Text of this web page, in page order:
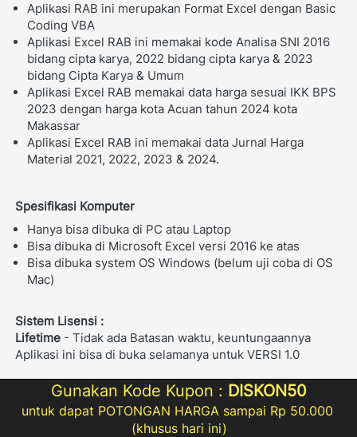
Aplikasi RAB ini merupakan Format Excel dengan Basic
Coding VBA
Aplikasi Excel RAB ini memakai kode Analisa SNI 2016
bidang cipta karya, 2022 bidang cipta karya & 2023
bidang Cipta Karya & Umum
Aplikasi Excel RAB memakai data harga sesuai IKK BPS
2023 dengan harga kota Acuan tahun 2024 kota
Makassar
Aplikasi Excel RAB ini memakai data Jurnal Harga
Material 2021, 2022, 2023 & 2024.
Spesifikasi Komputer
Hanya bisa dibuka di PC atau Laptop
Bisa dibuka di Microsoft Excel versi 2016 ke atas
Bisa dibuka system OS Windows (belum uji coba di OS
Mac)
Sistem Lisensi :
Lifetime - Tidak ada Batasan waktu, keuntungaannya
Aplikasi ini bisa di buka selamanya untuk VERSI 1.0
Gunakan Kode Kupon : DISKON50
untuk dapat POTONGAN HARGA sampai Rp 50.000
(khusus hari ini)